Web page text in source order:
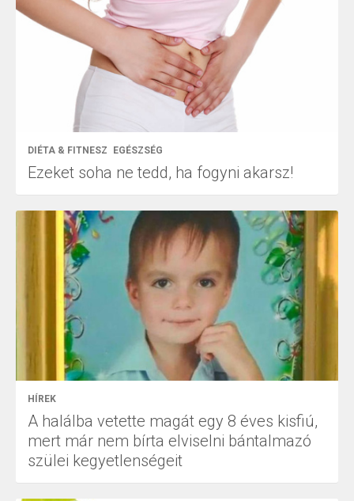
DIÉTA & FITNESZ EGÉSZSÉG
Ezeket soha ne tedd, ha fogyni akarsz!
HÍREK
A halálba vetette magát egy 8 éves kisfiú,
mert már nem bírta elviselni bántalmazó
szülei kegyetlenségeit